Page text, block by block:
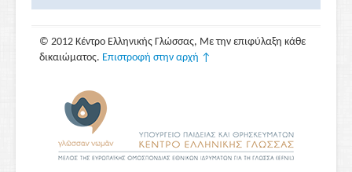
© 2012 Κέντρο Ελληνικής Γλώσσας, Με την επιφύλαξη κάθε
δικαιώματος. Επιστροφή στην αρχή ↑